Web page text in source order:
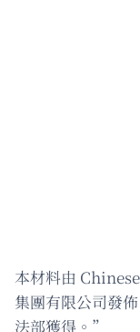
本材料由
集團有限公司發
法部獲得。”